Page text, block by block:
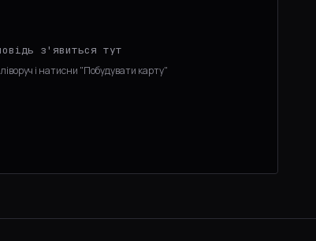
з'явиться тут
і натисни "Побудувати карту"